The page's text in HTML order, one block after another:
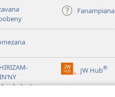
Fanampiana
JW Hub®
(manokatra
rohy)